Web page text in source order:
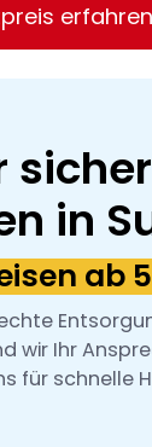
erfahren
sicher
in
ab
wir Ihr
für schnelle